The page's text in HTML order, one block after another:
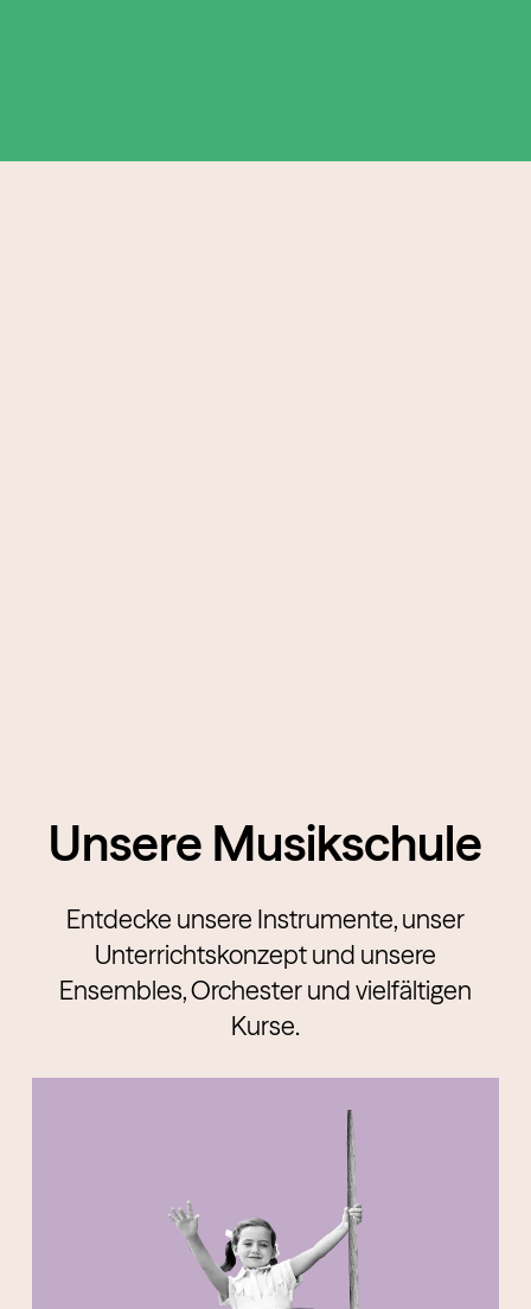
Unsere Musikschule
Entdecke unsere Instrumente, unser
Unterrichtskonzept und unsere
Ensembles, Orchester und vielfältigen
Kurse.